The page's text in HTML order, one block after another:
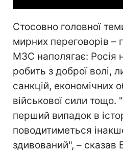
Стосовно головної
мирних переговорів –
МЗС наполягає: Росія
робить з доброї волі,
санкцій, економічних
військової сили
перший випадок в
поводитиметься
здивований", – сказав